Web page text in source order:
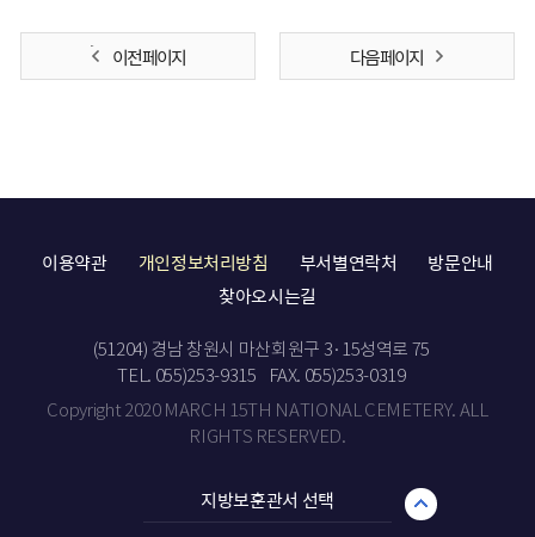
이전 페이지 다음 페이지
이용약관 개인정보처리방침 부서별연락처
방문안내
찾아오시는길
(51204) 경남 창원시 마산회원구 3·15성역로 75
TEL. 055)253-9315
FAX. 055)253-0319
Copyright 2020 MARCH 15TH NATIONAL CEMETERY. ALL
RIGHTS RESERVED.
지방보훈관서 선택